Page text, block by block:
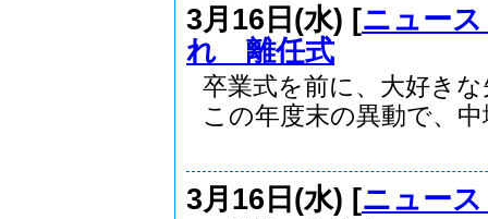
3月16日(水) [ニュー
れ 離任式
卒業式を前に、大好き
この年度末の異動で、中
3月16日(水) [ニュー